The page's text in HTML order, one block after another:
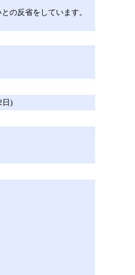
の反省をしています。
日)